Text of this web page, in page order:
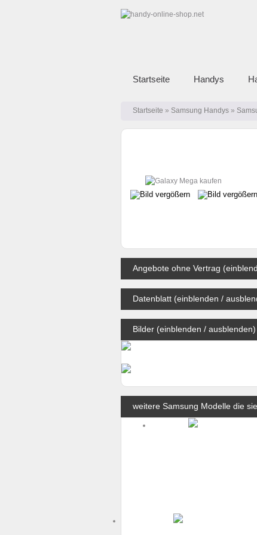
Startseite Handys
Startseite » Samsung Handys»
Angebote ohne Vertrag
Datenblatt (einblenden /
Bilder (einblenden / ausblenden)
weitere Samsung Modelle die